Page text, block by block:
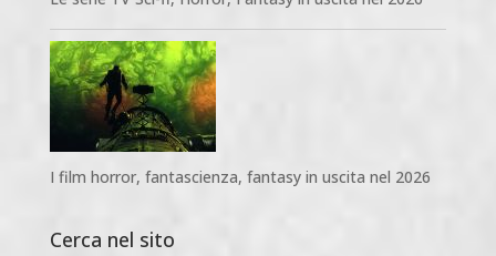
I film horror, fantascienza, fantasy in uscita nel 2026
Cerca nel sito